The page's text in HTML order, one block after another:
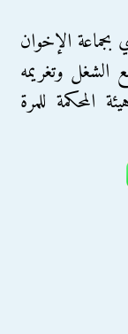
الإخوان
لمدة 6 سنوات مع الشغل وتغريمه
المحكمة للمرة